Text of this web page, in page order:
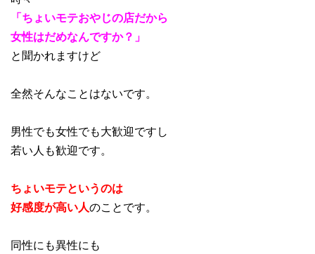
「ちょいモテおやじの店だから
女性はだめなんですか？」
と聞かれますけど
全然そんなことはないです。
男性でも女性でも大歓迎ですし
若い人も歓迎です。
ちょいモテというのは
好感度が高い人のことです。
同性にも異性にも